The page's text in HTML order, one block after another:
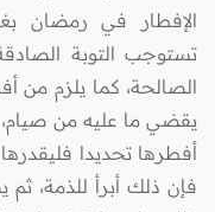
الإفطار في رمضان
تستوجب التوبة الصادقة
الصالحة، كما يلزم من
يقضي ما عليه من صيام،
أفطرها تحديدا فليقدرها
فإن ذلك أبرأ للذمة،